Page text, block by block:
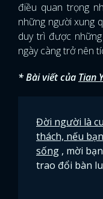
điều quan trọng
những người xung
duy trì được
ngày càng trở nên
* Bài viết của Tian
Đời người là
thách, nếu
sống , mời bạn
trao đổi bàn